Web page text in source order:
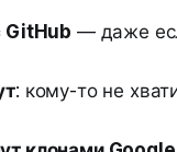
GitHub — даже
: кому-то не